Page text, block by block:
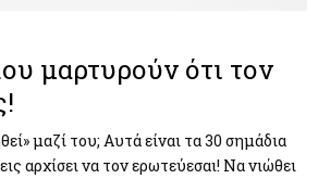
μαρτυρούν ότι τον
μαζί του; Αυτά είναι τα 30 σημάδια
αρχίσει να τον ερωτεύεσαι! Να νιώθει